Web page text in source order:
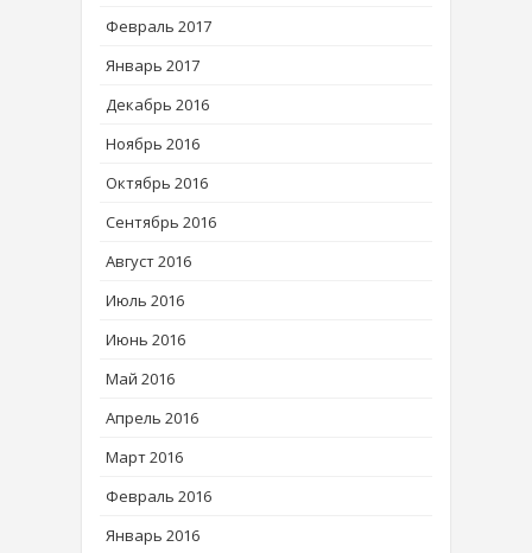
Февраль 2017
Январь 2017
Декабрь 2016
Ноябрь 2016
Октябрь 2016
Сентябрь 2016
Август 2016
Июль 2016
Июнь 2016
Май 2016
Апрель 2016
Март 2016
Февраль 2016
Январь 2016